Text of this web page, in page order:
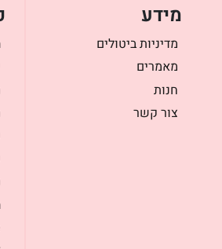
מידע
מדיניות ביטולים
מאמרים
חנות
צור קשר